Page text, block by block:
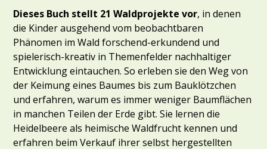
Dieses Buch stellt 21 Waldprojekte vor, in denen
die Kinder ausgehend vom beobachtbaren
Phänomen im Wald forschend-erkundend und
spielerisch-kreativ in Themenfelder nachhaltiger
Entwicklung eintauchen. So erleben sie den Weg von
der Keimung eines Baumes bis zum Bauklötzchen
und erfahren, warum es immer weniger Baumflächen
in manchen Teilen der Erde gibt. Sie lernen die
Heidelbeere als heimische Waldfrucht kennen und
erfahren beim Verkauf ihrer selbst hergestellten